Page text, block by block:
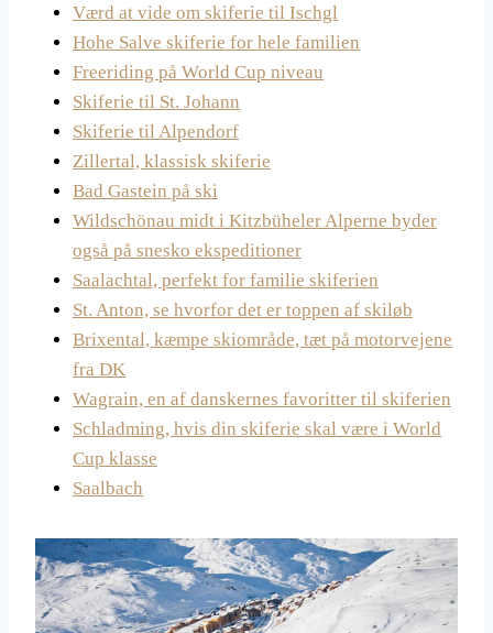
Værd at vide om skiferie til Ischgl
Hohe Salve skiferie for hele familien
Freeriding på World Cup niveau
Skiferie til St. Johann
Skiferie til Alpendorf
Zillertal, klassisk skiferie
Bad Gastein på ski
Wildschönau midt i Kitzbüheler Alperne byder
også på snesko ekspeditioner
Saalachtal, perfekt for familie skiferien
St. Anton, se hvorfor det er toppen af skiløb
Brixental, kæmpe skiområde, tæt på motorvejene
fra DK
Wagrain, en af danskernes favoritter til skiferien
Schladming, hvis din skiferie skal være i World
Cup klasse
Saalbach